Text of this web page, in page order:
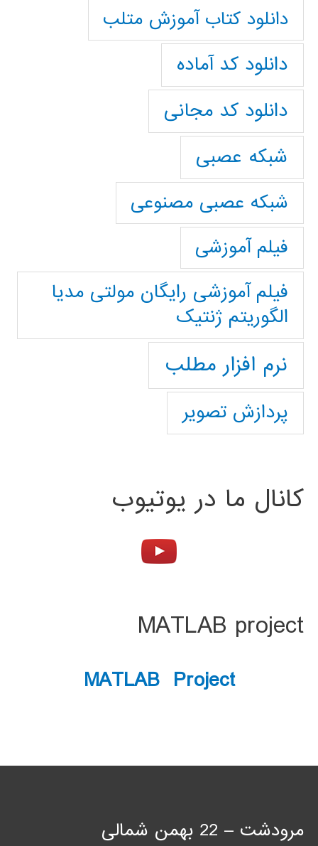
دانلود کتاب آموزش متلب
دانلود کد آماده
دانلود کد مجانی
شبکه عصبی
شبکه عصبی مصنوعی
فیلم آموزشی
فیلم آموزشی رایگان مولتی مدیا
الگوریتم ژنتیک
نرم افزار مطلب
پردازش تصویر
کانال ما در یوتیوب
MATLAB project
MATLAB Project
مرودشت – 22 بهمن شمالی